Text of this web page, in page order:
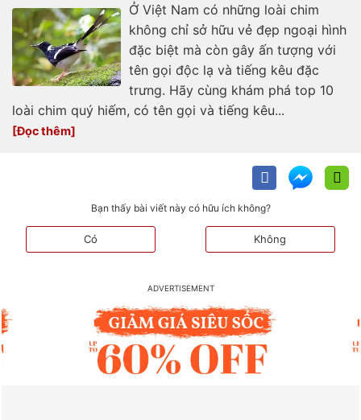
Ở Việt Nam có những loài chim
không chỉ sở hữu vẻ đẹp ngoại hình
đặc biệt mà còn gây ấn tượng với
tên gọi độc lạ và tiếng kêu đặc
trưng. Hãy cùng khám phá top 10
loài chim quý hiếm, có tên gọi và tiếng kêu...
Bạn thấy bài viết này có hữu ích không?
Có Không